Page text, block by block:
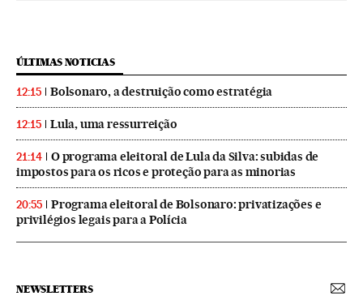
ÚLTIMAS NOTICIAS
12:15 Bolsonaro, a destruição como estratégia
12:15 Lula, uma ressurreição
21:14
O programa eleitoral de Lula da Silva: subidas de
impostos para os ricos e proteção para as minorias
20:55
Programa eleitoral de Bolsonaro: privatizações e
privilégios legais para a Polícia
NEWSLETTERS